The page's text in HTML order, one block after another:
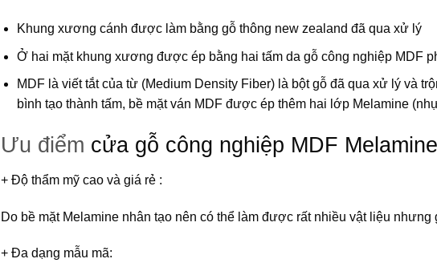
Khung xương cánh được làm bằng gỗ thông new zealand đã qua xử lý
Ở hai mặt khung xương được ép bằng hai tấm da gỗ công nghiệp MDF
MDF là viết tắt của từ (Medium Density Fiber) là bột gỗ đã qua xử lý và
bình tạo thành tấm, bề mặt ván MDF được ép thêm hai lớp Melamine
Ưu điểm cửa gỗ công nghiệp MDF Melamine
+ Độ thẩm mỹ cao và giá rẻ:
Do bề mặt Melamine nhân tạo nên có thể làm được rất nhiều vật liệu
+ Đa dạng mẫu mã: